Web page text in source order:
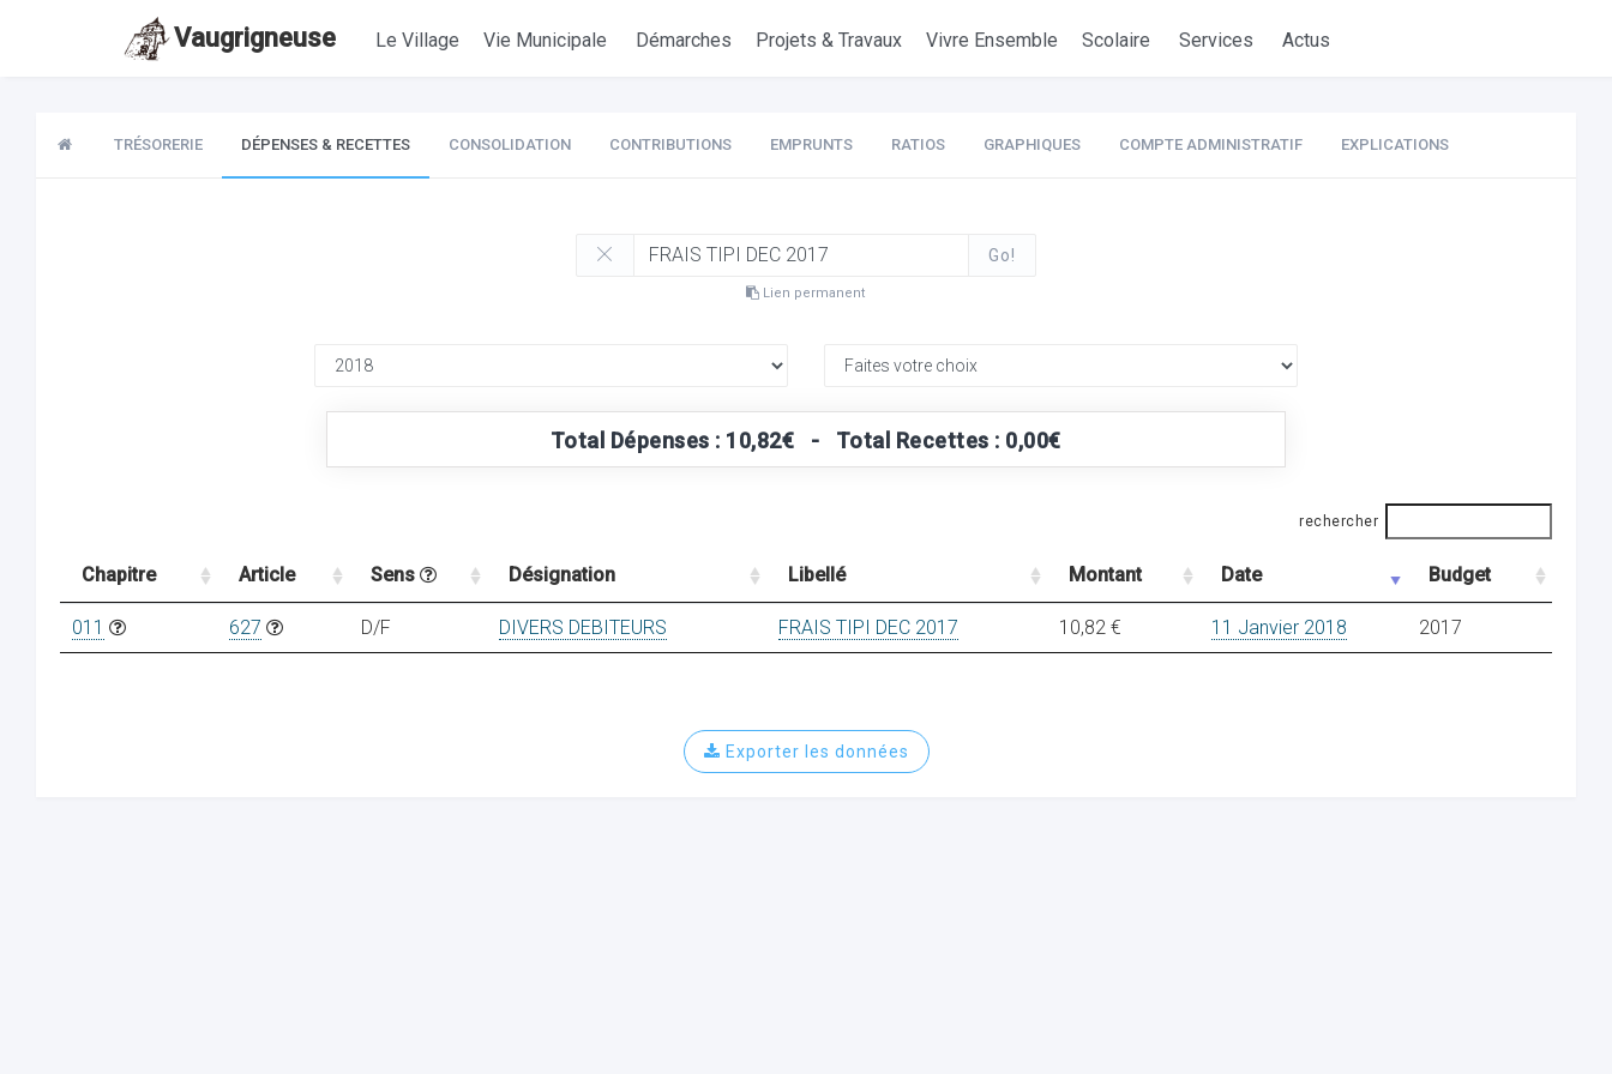
Vaugrigneuse Le Village Vie Municipale Démarches Projets & Travaux Vivre Ensemble Scolaire Services Actus
TRÉSORERIE DÉPENSES & RECETTES CONSOLIDATION CONTRIBUTIONS EMPRUNTS RATIOS GRAPHIQUES COMPTE ADMINISTRATIF EXPLICATIONS
Go!
Lien permanent
Total Dépenses : 10,82€ - Total Recettes : 0,00€
rechercher
Chapitre Article Sens Désignation Libellé Montant Date Budget
011 627 D/F DIVERS DEBITEURS FRAIS TIPI DEC 2017 10,82 € 11 Janvier 2018 2017
Exporter les données